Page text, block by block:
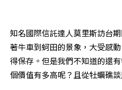
知名國際信託達人莫里斯訪台
著牛車到蚵田的景象，大受感
得保存。但是我們不知道的還
個價值有多高呢？且從牡蠣礁談